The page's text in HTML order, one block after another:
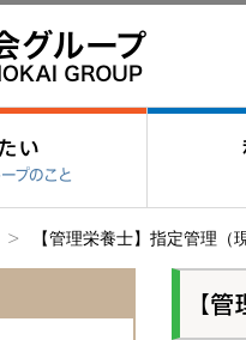
【管理栄養士】指定管理（
【